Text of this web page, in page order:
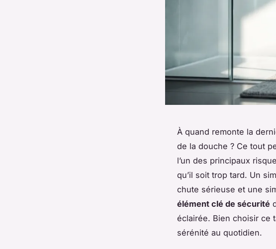
À quand remonte la
de la douche ? Ce tout
l’un des principaux
qu’il soit trop tard. Un
chute sérieuse et une
élément clé de sécurité
éclairée. Bien choisir ce
sérénité au quotidien.